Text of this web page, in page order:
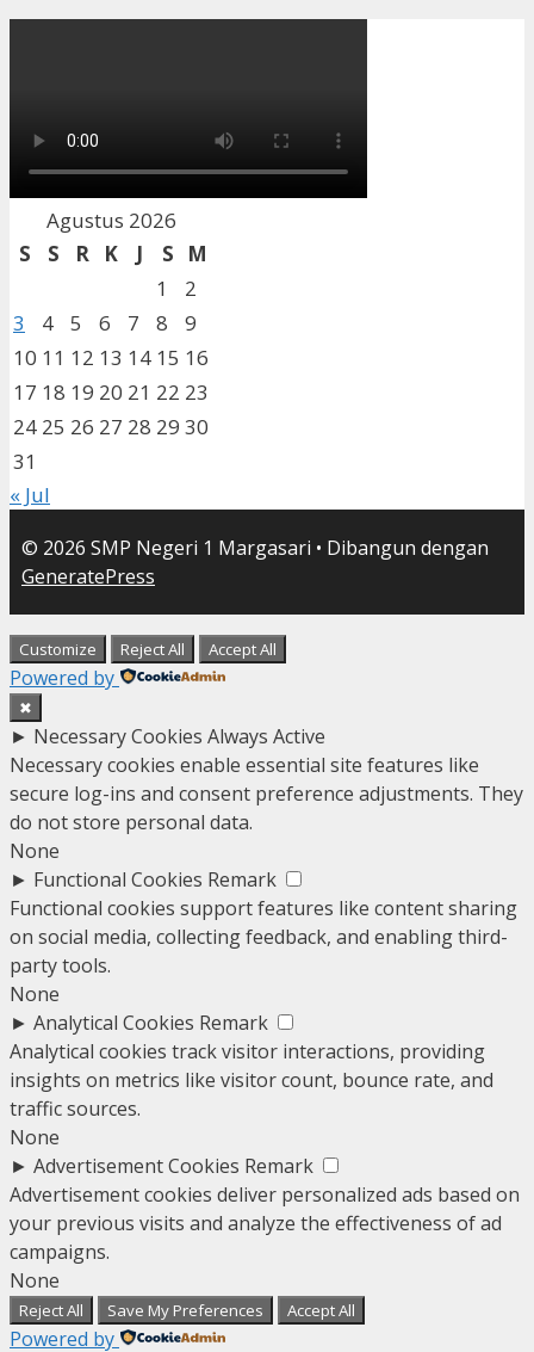
Agustus 2026
S
S R K J S
M
1
2
3
4 5 6 7 8
9
10 11 12 13 14 15 16
17 18 19 20 21 22 23
24 25 26 27 28 29 30
31
« Jul
© 2026 SMP Negeri 1 Margasari • Dibangun dengan
GeneratePress
Customize Reject All Accept All
Powered by
✖
► Necessary Cookies Always Active
Necessary cookies enable essential site features like
secure log-ins and consent preference adjustments. They
do not store personal data.
None
► Functional Cookies Remark
Functional cookies support features like content sharing
on social media, collecting feedback, and enabling third-
party tools.
None
► Analytical Cookies Remark
Analytical cookies track visitor interactions, providing
insights on metrics like visitor count, bounce rate, and
traffic sources.
None
► Advertisement Cookies Remark
Advertisement cookies deliver personalized ads based on
your previous visits and analyze the effectiveness of ad
campaigns.
None
Reject All Save My Preferences Accept All
Powered by